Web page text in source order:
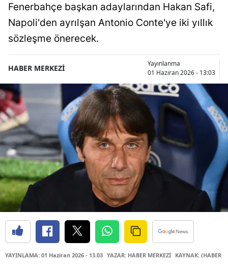
Fenerbahçe başkan adaylarından Hakan Safi,
Napoli'den ayrılşan Antonio Conte'ye iki yıllık
sözleşme önerecek.
HABER MERKEZİ
Yayınlanma
01 Haziran 2026 - 13:03
YAYINLAMA: 01 Haziran 2026 - 13.03 YAZAR: HABER MERKEZİ KAYNAK: (HABER